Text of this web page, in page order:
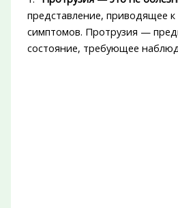
представление, приводящее
симптомов. Протрузия —
состояние, требующее